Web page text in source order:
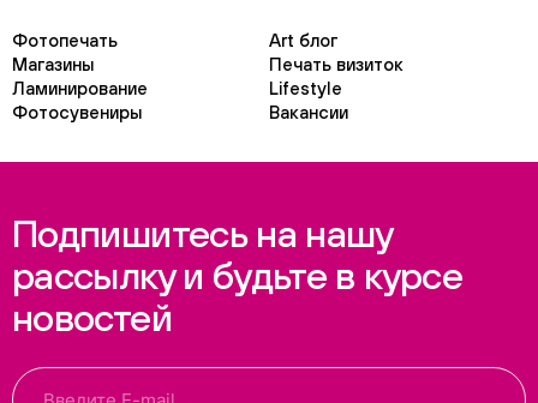
Фотопечать
Art блог
Магазины
Печать визиток
Ламинирование
Lifestyle
Фотосувениры
Вакансии
Подпишитесь на нашу
рассылку и будьте в курсе
новостей